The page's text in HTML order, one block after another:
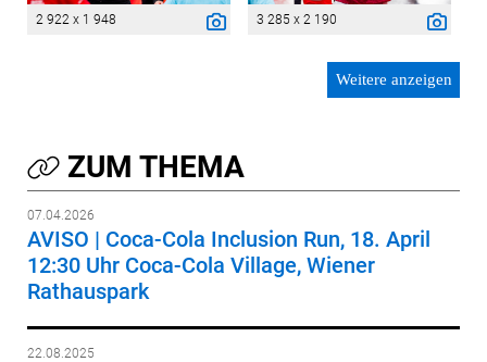
2 922 x 1 948 3 285 x 2 190
Weitere anzeigen
ZUM THEMA
07.04.2026
AVISO | Coca-Cola Inclusion Run, 18. April
12:30 Uhr Coca-Cola Village, Wiener
Rathauspark
22.08.2025